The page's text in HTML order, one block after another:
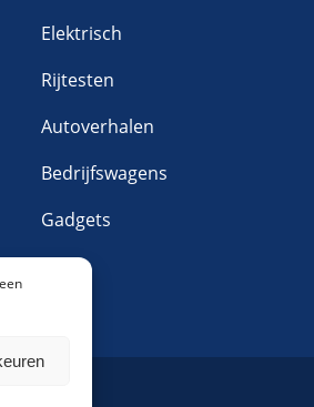
Elektrisch
Rijtesten
Autoverhalen
Bedrijfswagens
Gadgets